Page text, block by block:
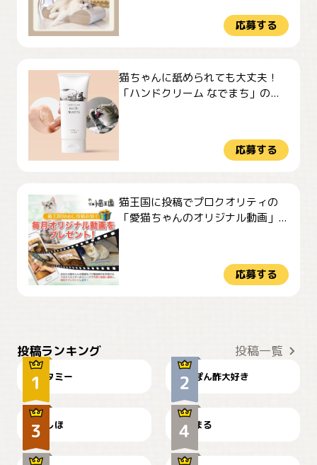
応募する
猫ちゃんに舐められても大丈夫！
「ハンドクリーム なでまち」の...
応募する
猫王国に投稿でプロクオリティの
「愛猫ちゃんのオリジナル動画」...
応募する
投稿ランキング 投稿一覧
タミー ぽん酢大好き
お弁当になりたいにゃ😽
しほ
🤦‍♀️
まる
かわいい毛玉つき 暑い日が続くにゃ